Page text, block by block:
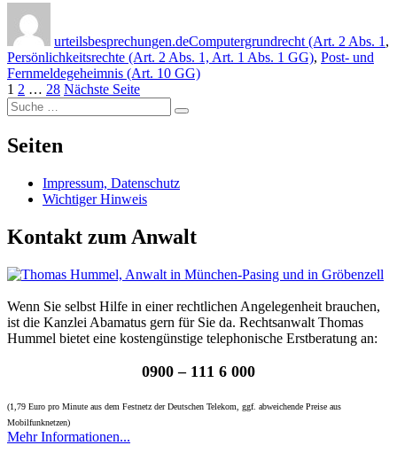
urteilsbesprechungen.deComputergrundrecht (Art. 2 Abs. 1 ,
Persönlichkeitsrechte (Art. 2 Abs. 1, Art. 1 Abs. 1 GG), Post- und
Fernmeldegeheimnis (Art. 10 GG)
Beitragsnavigation
Seite
1 Seite
2 … Seite
28 Nächste Seite
Suche
nach:
Suche
Seiten
Impressum, Datenschutz
Wichtiger Hinweis
Kontakt zum Anwalt
Wenn Sie selbst Hilfe in einer rechtlichen Angelegenheit brauchen,
ist die Kanzlei Abamatus gern für Sie da. Rechtsanwalt Thomas
Hummel bietet eine kostengünstige telephonische Erstberatung an:
0900 – 111 6 000
(1,79 Euro pro Minute aus dem Festnetz der Deutschen Telekom, ggf. abweichende Preise aus
Mobilfunknetzen)
Mehr Informationen...